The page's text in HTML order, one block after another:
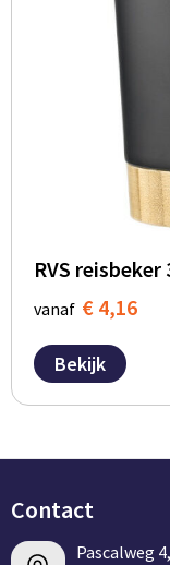
RVS
vanaf € 4,16
Bekijk
Contact
Pascalweg 4,